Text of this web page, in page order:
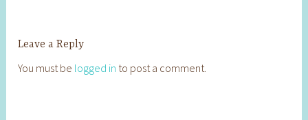
Leave a Reply
You must be logged in to post a comment.